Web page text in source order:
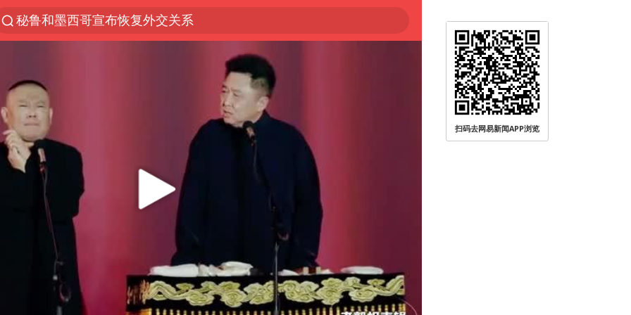
秘鲁和墨西哥宣布恢复外交关系
沙特土耳其巴基斯坦签署共同防务协议
美股存储板块集体大跌
中医教你一招提升气血
上海：台风白海豚或将带来龙卷风
四川宜宾地震网友称睡觉被摇醒
百花奖开幕式
老中医：立秋后养心是关键
中国女篮70-67险胜尼日利亚女篮
扫码去网易新闻APP浏览